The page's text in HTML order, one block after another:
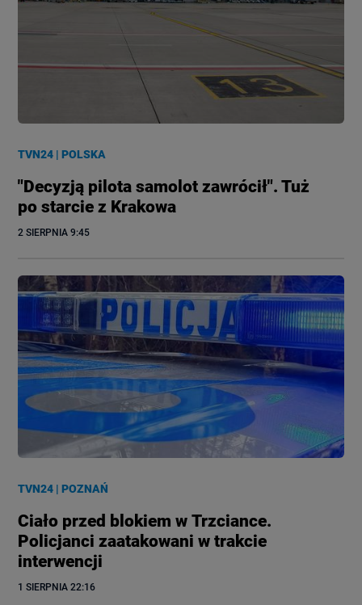
TVN24 |POLSKA
"Decyzją pilota samolot zawrócił". Tuż
po starcie z Krakowa
2 SIERPNIA 9:45
TVN24 |POZNAŃ
Ciało przed blokiem w Trzciance.
Policjanci zaatakowani w trakcie
interwencji
1 SIERPNIA 22:16